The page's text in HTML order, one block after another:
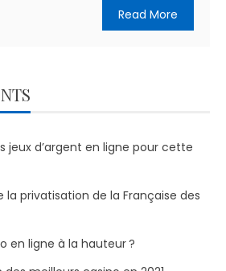
Read More
jeux d’argent en ligne pour cette
la privatisation de la Française des
en ligne à la hauteur ?